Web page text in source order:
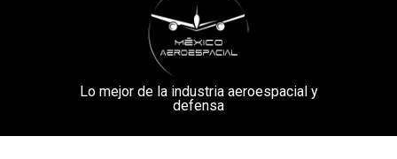
Lo mejor de la industria aeroespacial y
defensa